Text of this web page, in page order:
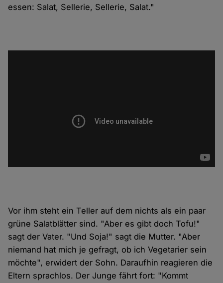
essen: Salat, Sellerie, Sellerie, Salat."
Vor ihm steht ein Teller auf dem nichts als ein paar
grüne Salatblätter sind. "Aber es gibt doch Tofu!"
sagt der Vater. "Und Soja!" sagt die Mutter. "Aber
niemand hat mich je gefragt, ob ich Vegetarier sein
möchte", erwidert der Sohn. Daraufhin reagieren die
Eltern sprachlos. Der Junge fährt fort: "Kommt